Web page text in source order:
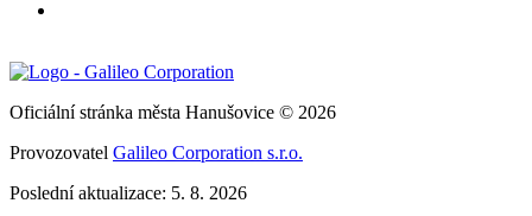
Oficiální stránka města Hanušovice © 2026
Provozovatel Galileo Corporation s.r.o.
Poslední aktualizace: 5. 8. 2026